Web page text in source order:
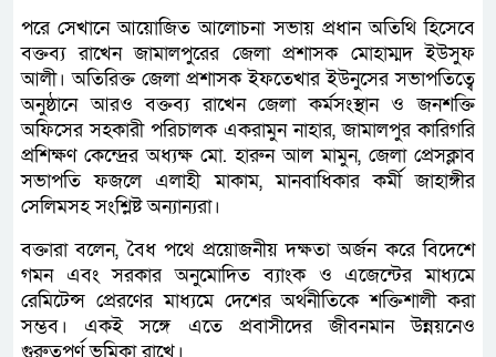
পরে সেখানে আয়োজিত আলোচনা সভায় প্রধান অতিথি হিসেবে
বক্তব্য রাখেন জামালপুরের জেলা প্রশাসক মোহাম্মদ ইউসুফ
আলী। অতিরিক্ত জেলা প্রশাসক ইফতেখার ইউনুসের সভাপতিত্বে
অনুষ্ঠানে আরও বক্তব্য রাখেন জেলা কর্মসংস্থান ও জনশক্তি
অফিসের সহকারী পরিচালক একরামুন নাহার, জামালপুর কারিগরি
প্রশিক্ষণ কেন্দ্রের অধ্যক্ষ মো. হারুন আল মামুন, জেলা প্রেসক্লাব
সভাপতি ফজলে এলাহী মাকাম, মানবাধিকার কর্মী জাহাঙ্গীর
সেলিমসহ সংশ্লিষ্ট অন্যান্যরা।
বক্তারা বলেন, বৈধ পথে প্রয়োজনীয় দক্ষতা অর্জন করে বিদেশে
গমন এবং সরকার অনুমোদিত ব্যাংক ও এজেন্টের মাধ্যমে
রেমিটেন্স প্রেরণের মাধ্যমে দেশের অর্থনীতিকে শক্তিশালী করা
সম্ভব। একই সঙ্গে এতে প্রবাসীদের জীবনমান উন্নয়নেও